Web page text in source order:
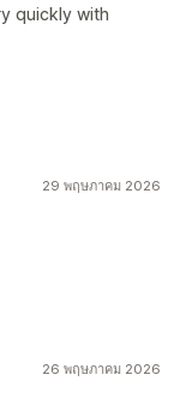
quickly with
29 พฤษภาคม 2026
26 พฤษภาคม 2026